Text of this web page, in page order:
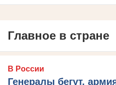
Главное в стране
В России
Генералы бегут,